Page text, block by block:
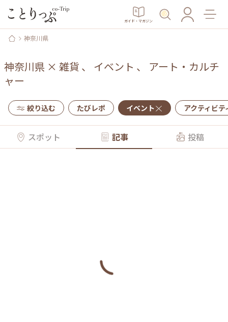
ガイド・マガジン
神奈川県
神奈川県 × 雑貨 、 イベント 、 アート・カルチ
ャー
絞り込む たびレポ イベント アクティビテ
スポット 記事 投稿